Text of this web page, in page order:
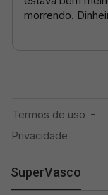
SuperVasco